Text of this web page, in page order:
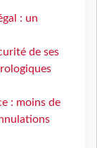
: un
de ses
: moins de